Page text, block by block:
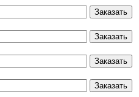
Заказать
Заказать
Заказать
Заказать